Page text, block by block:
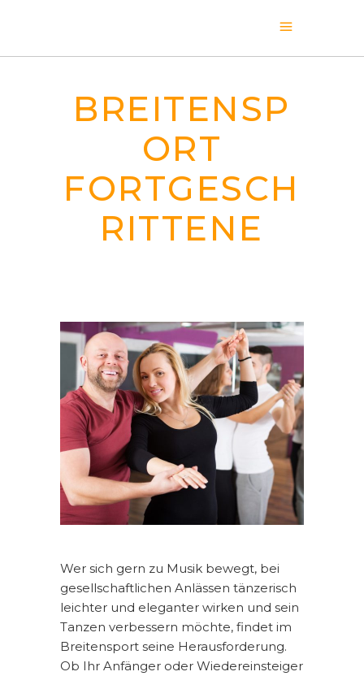
BREITENSP
ORT
FORTGESCH
RITTENE
Wer sich gern zu Musik bewegt, bei
gesellschaftlichen Anlässen tänzerisch
leichter und eleganter wirken und sein
Tanzen verbessern möchte, findet im
Breitensport seine Herausforderung.
Ob Ihr Anfänger oder Wiedereinsteiger